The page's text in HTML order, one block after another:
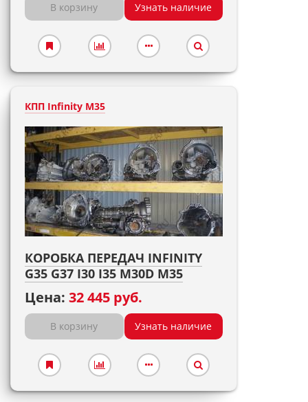
В корзину Узнать наличие
КПП Infinity M35
КОРОБКА ПЕРЕДАЧ INFINITY
G35 G37 I30 I35 M30D M35
Цена: 32 445 руб.
В корзину Узнать наличие